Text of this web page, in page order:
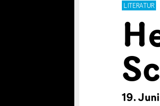
LITERATUR
19.